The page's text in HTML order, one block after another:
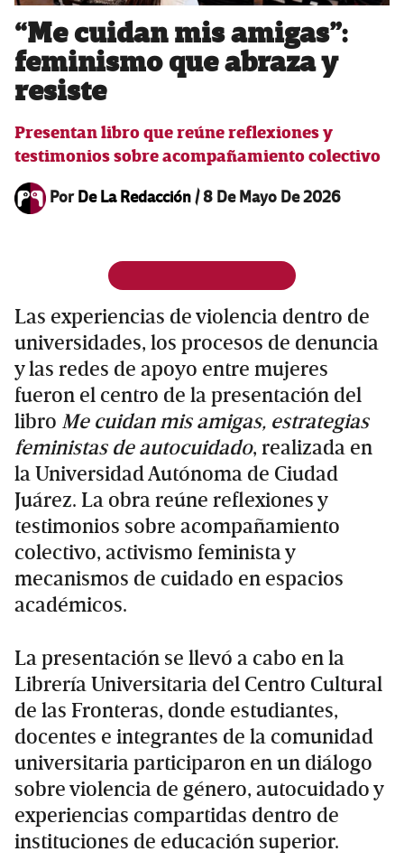
“Me cuidan mis amigas”:
feminismo que abraza y
resiste
Presentan libro que reúne reflexiones y
testimonios sobre acompañamiento colectivo
PorDe La Redacción/8 De Mayo De 2026
Las experiencias de violencia dentro de
universidades, los procesos de denuncia
y las redes de apoyo entre mujeres
fueron el centro de la presentación del
libro Me cuidan mis amigas, estrategias
feministas de autocuidado, realizada en
la Universidad Autónoma de Ciudad
Juárez. La obra reúne reflexiones y
testimonios sobre acompañamiento
colectivo, activismo feminista y
mecanismos de cuidado en espacios
académicos.
La presentación se llevó a cabo en la
Librería Universitaria del Centro Cultural
de las Fronteras, donde estudiantes,
docentes e integrantes de la comunidad
universitaria participaron en un diálogo
sobre violencia de género, autocuidado y
experiencias compartidas dentro de
instituciones de educación superior.